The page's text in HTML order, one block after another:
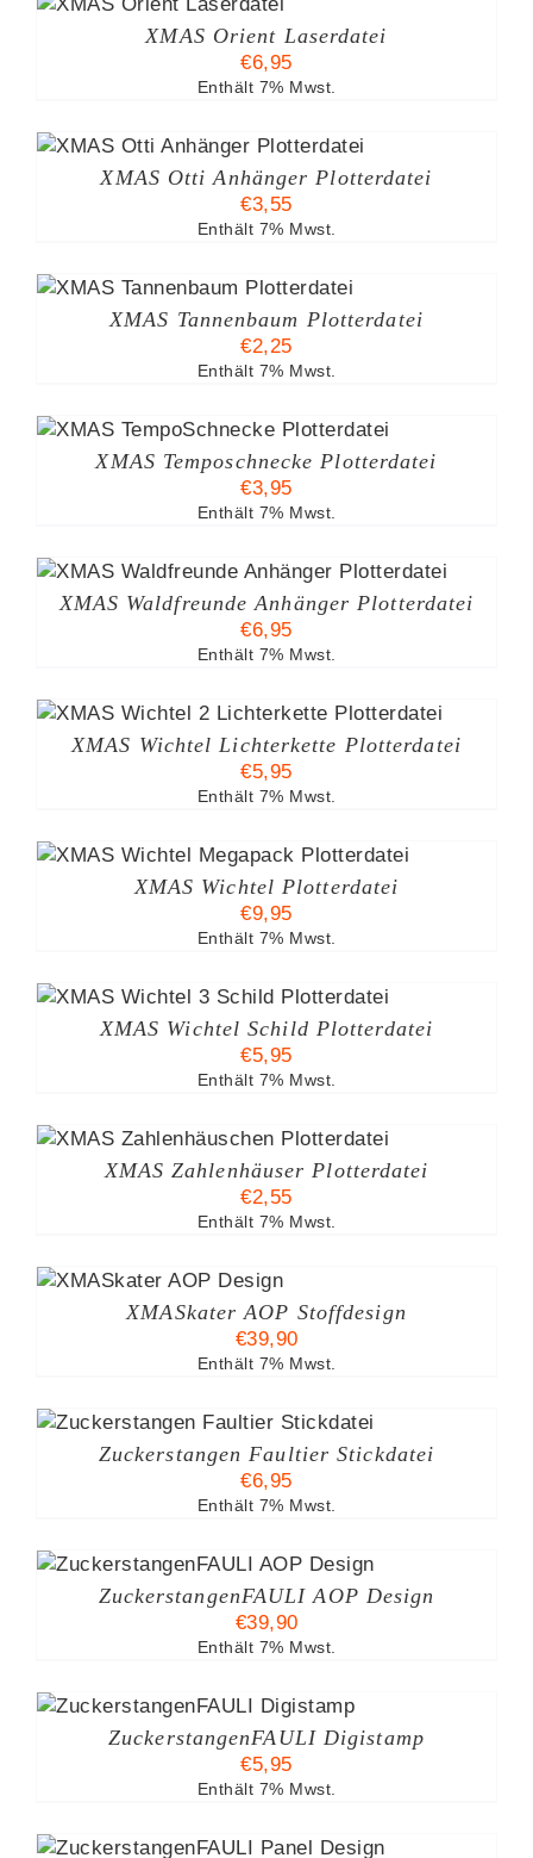
XMAS Orient Laserdatei
€6,95
Enthält 7% Mwst.
XMAS Otti Anhänger Plotterdatei
€3,55
Enthält 7% Mwst.
XMAS Tannenbaum Plotterdatei
€2,25
Enthält 7% Mwst.
XMAS Temposchnecke Plotterdatei
€3,95
Enthält 7% Mwst.
XMAS Waldfreunde Anhänger Plotterdatei
€6,95
Enthält 7% Mwst.
XMAS Wichtel Lichterkette Plotterdatei
€5,95
Enthält 7% Mwst.
XMAS Wichtel Plotterdatei
€9,95
Enthält 7% Mwst.
XMAS Wichtel Schild Plotterdatei
€5,95
Enthält 7% Mwst.
XMAS Zahlenhäuser Plotterdatei
€2,55
Enthält 7% Mwst.
XMASkater AOP Stoffdesign
€39,90
Enthält 7% Mwst.
Zuckerstangen Faultier Stickdatei
€6,95
Enthält 7% Mwst.
ZuckerstangenFAULI AOP Design
€39,90
Enthält 7% Mwst.
ZuckerstangenFAULI Digistamp
€5,95
Enthält 7% Mwst.